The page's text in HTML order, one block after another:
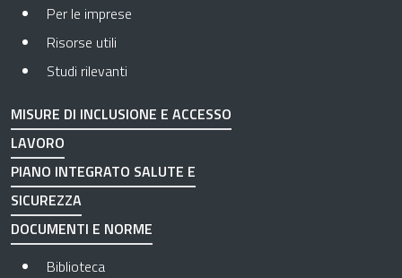
Per le imprese
Risorse utili
Studi rilevanti
MISURE DI INCLUSIONE E ACCESSO
LAVORO
PIANO INTEGRATO SALUTE E
SICUREZZA
DOCUMENTI E NORME
Biblioteca